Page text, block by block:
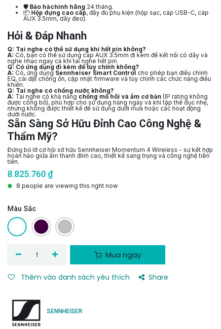
🛡️ Bảo hàchính hãng 24 tháng.
📦 Hộp đựng cao cấp, đầy đủ phụ kiện (hộp sạc, cáp USB-C, cáp
AUX 3.5mm, dây đeo).
Hỏi & Đáp Nhanh
Q: Tai nghe có thể sử dụng khi hết pin không?
A: Có, bạn có thể sử dụng cáp AUX 3.5mm đi kèm để kết nối có dây và
nghe nhạc ngay cả khi tai nghe hết pin.
Q: Có ứng dụng đi kèm để tùy chỉnh không?
A: Có, ứng dụng Sennheiser Smart Control cho phép bạn điều chỉnh
EQ, cài đặt chống ồn, cập nhật firmware và tùy chỉnh các chức năng điều
khiển.
Q: Tai nghe có chống nước không?
A: Tai nghe có khả năng chống mồ hôi và ẩm cơ bản (IP rating không
được công bố), phù hợp cho sử dụng hàng ngày và khi tập thể dục nhẹ,
nhưng không được thiết kế để sử dụng dưới mưa hoặc các hoạt động
dưới nước.
Sẵn Sàng Sở Hữu Đỉnh Cao Công Nghệ &
Thẩm Mỹ?
Đừnɡ bỏ lỡ cơ hội sở hữu Sennheiser Momentum 4 Wireless - sự kết hợp
hoàn hảo giữa âm thanh đỉnh cao, thiết kế sang trọng và công nghệ tiên
tiến.
8.825.760₫
8 people are viewing this right now
Màu Sắc
Mua ngay
Thêm vào danh sách yêu thích Share
SENNHEISER